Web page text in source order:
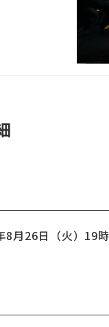
8月26日（火）19